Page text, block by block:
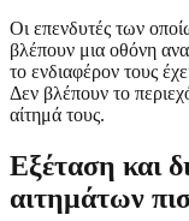
Οι επενδυτές των
βλέπουν μια οθόνη
το ενδιαφέρον τους
Δεν βλέπουν το
αίτημά τους.
Εξέταση και
αιτημάτων